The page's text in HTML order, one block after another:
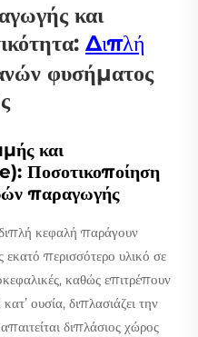
και
Διπλή
φυσήματος
και
Ποσοτικοποίηση
παραγωγής
κεφαλή παράγουν
περισσότερο υλικό σε
καθώς επιτρέπουν
ουσία, διπλασιάζει την
διπλάσιος χώρος